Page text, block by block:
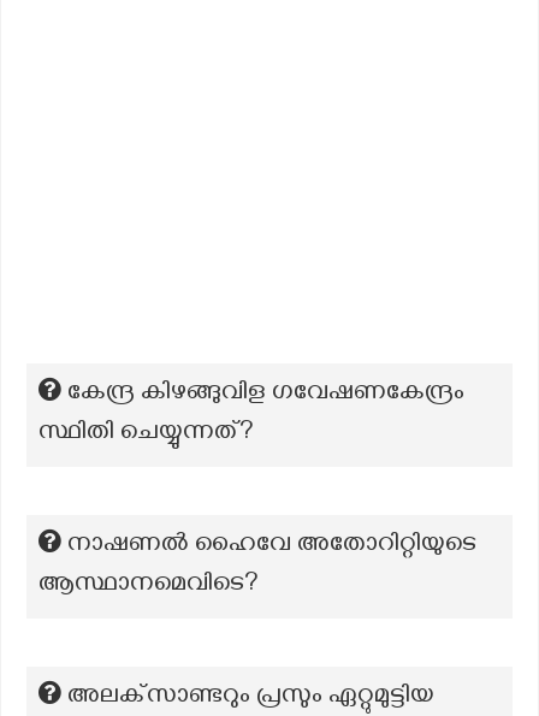
കേന്ദ്ര കിഴങ്ങുവിള ഗവേഷണകേന്ദ്രം
സ്ഥിതി ചെയ്യുന്നത്?
നാഷണൽ ഹൈവേ അതോറിറ്റിയുടെ
ആസ്ഥാനമെവിടെ?
അലക്‌സാണ്ടറും പ്രസും ഏറ്റുമുട്ടിയ